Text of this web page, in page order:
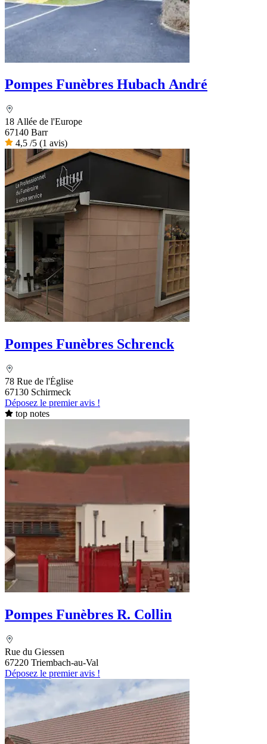
Pompes Funèbres Hubach André
18 Allée de l'Europe
67140 Barr
4,5 /5 (1 avis)
Pompes Funèbres Schrenck
78 Rue de l'Église
67130 Schirmeck
Déposez le premier avis !
top notes
Pompes Funèbres R. Collin
Rue du Giessen
67220 Triembach-au-Val
Déposez le premier avis !